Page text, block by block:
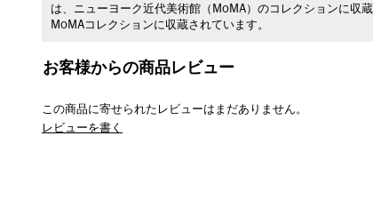
は、ニューヨーク近代美術館（MoMA）のコレクションに収
MoMAコレクションに収蔵されています。
お客様からの商品レビュー
この商品に寄せられたレビューはまだありません。
レビューを書く